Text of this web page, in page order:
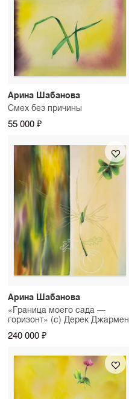
Арина Шабанова
Смех без причины
55 000 ₽
Арина Шабанова
«Граница моего сада —
горизонт» (с) Дерек Джармен
240 000 ₽